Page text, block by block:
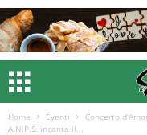
Home Eventi
Concerto
A.N.P.S. incanta il...